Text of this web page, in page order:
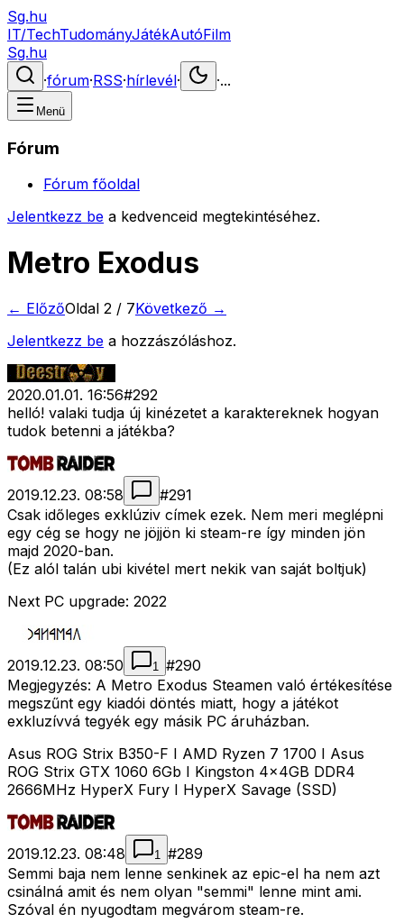
Sg.hu
IT/TechTudományJátékAutóFilm
Sg.hu
·fórum·RSS·hírlevél· ·...
Menü
Fórum
Fórum főoldal
Jelentkezz be a kedvenceid megtekintéséhez.
Metro Exodus
← ElőzőOldal 2 / 7Következő →
Jelentkezz be a hozzászóláshoz.
2020.01.01. 16:56#292
helló! valaki tudja új kinézetet a karaktereknek hogyan
tudok betenni a játékba?
2019.12.23. 08:58 #291
Csak időleges exklúziv címek ezek. Nem meri meglépni
egy cég se hogy ne jöjjön ki steam-re így minden jön
majd 2020-ban.
(Ez alól talán ubi kivétel mert nekik van saját boltjuk)
Next PC upgrade: 2022
2019.12.23. 08:50 1 #290
Megjegyzés: A Metro Exodus Steamen való értékesítése
megszűnt egy kiadói döntés miatt, hogy a játékot
exkluzívvá tegyék egy másik PC áruházban.
Asus ROG Strix B350-F I AMD Ryzen 7 1700 I Asus
ROG Strix GTX 1060 6Gb I Kingston 4x4GB DDR4
2666MHz HyperX Fury I HyperX Savage (SSD)
2019.12.23. 08:48 1 #289
Semmi baja nem lenne senkinek az epic-el ha nem azt
csinálná amit és nem olyan "semmi" lenne mint ami.
Szóval én nyugodtam megvárom steam-re.